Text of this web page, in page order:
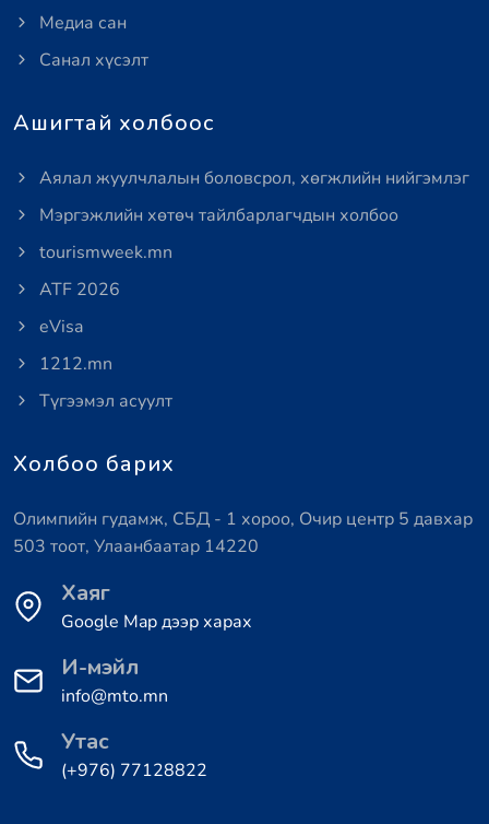
Медиа сан
Санал хүсэлт
Ашигтай холбоос
Аялал жуулчлалын боловсрол, хөгжлийн нийгэмлэг
Мэргэжлийн хөтөч тайлбарлагчдын холбоо
tourismweek.mn
ATF 2026
eVisa
1212.mn
Түгээмэл асуулт
Холбоо барих
Олимпийн гудамж, СБД - 1 хороо, Очир центр 5 давхар
503 тоот, Улаанбаатар 14220
Хаяг
Google Map дээр харах
И-мэйл
info@mto.mn
Утас
(+976) 77128822